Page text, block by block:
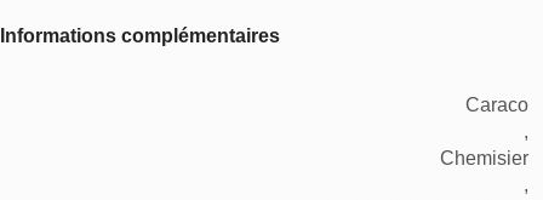
Informations complémentaires
Caraco
,
Chemisier
,